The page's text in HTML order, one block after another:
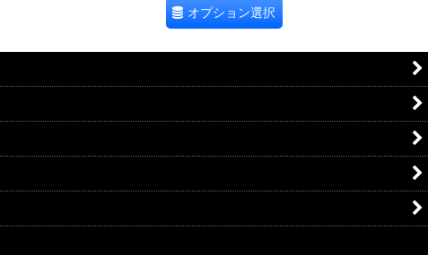
オプション選択